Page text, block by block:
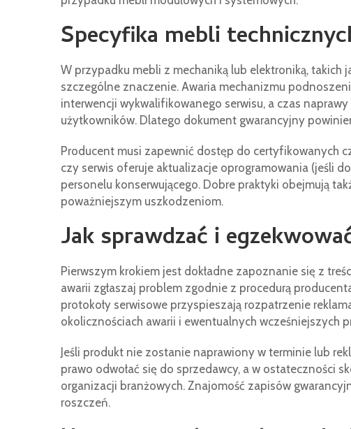
Specyfika mebli
W przypadku mebli z mechaniką lub elektroniką, takich
szczególne znaczenie. Awaria mechanizmu
interwencji wykwalifikowanego serwisu, a czas
użytkowników. Dlatego dokument gwarancyjny
Producent musi zapewnić dostęp do certyfikowanych
czy serwis oferuje aktualizacje oprogramowania (jeśli
personelu konserwującego. Dobre praktyki obejmują
poważniejszym uszkodzeniom.
Jak sprawdzać i
Pierwszym krokiem jest dokładne zapoznanie się z
awarii zgłaszaj problem zgodnie z procedurą
protokoły serwisowe przyspieszają rozpatrzenie
okolicznościach awarii i ewentualnych wcześniejszych
Jeśli produkt nie zostanie naprawiony w terminie lub
prawo odwołać się do sprzedawcy, a w ostateczności
organizacji branżowych. Znajomość zapisów
roszczeń.